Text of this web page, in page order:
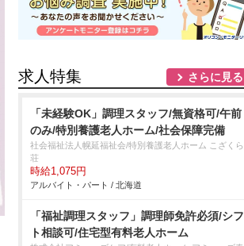
求人特集 さらに見る
「未経験OK」調理スタッフ/無資格可/午前
のみ/特別養護老人ホーム/社会保障完備
社会福祉法人幌延福祉会/特別養護老人ホーム こざくら
荘
時給1,075円
アルバイト・パート / 北海道
「福祉調理スタッフ」調理師免許必須/シフ
ト相談可/住宅型有料老人ホーム